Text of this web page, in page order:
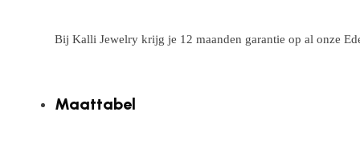
Bij Kalli Jewelry krijg je 12 maanden garantie op al onze
Maattabel